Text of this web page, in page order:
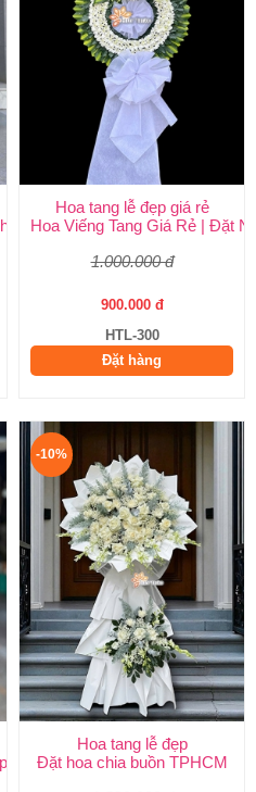
Tráng tại Huy Thảo
Hoa tang lễ đẹp giá rẻ
Hoa Viếng Tang Giá Rẻ | Đặt
1.000.000 đ
900.000 đ
HTL-300
Đặt hàng
| Sang Trọng, Giao Nhanh
-10%
Hoa tang lễ đẹp
Đặt hoa chia buồn TPHCM